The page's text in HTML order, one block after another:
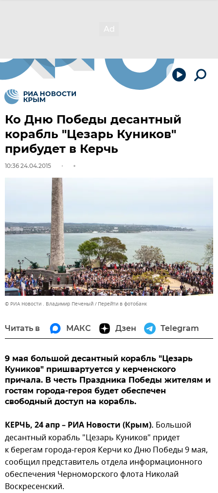
Ко Дню Победы десантный
корабль "Цезарь Куников"
прибудет в Керчь
10:36 24.04.2015
© РИА Новости . Владимир Печеный Перейти в фотобанк
Читать в МАКС Дзен Telegram
9 мая большой десантный корабль "Цезарь
Куников" пришвартуется у керченского
причала. В честь Праздника Победы жителям и
гостям города-героя будет обеспечен
свободный доступ на корабль.
КЕРЧЬ, 24 апр – РИА Новости (Крым). Большой
десантный корабль "Цезарь Куников" придет
к берегам города-героя Керчи ко Дню Победы 9 мая,
сообщил представитель отдела информационного
обеспечения Черноморского флота Николай
Воскресенский.